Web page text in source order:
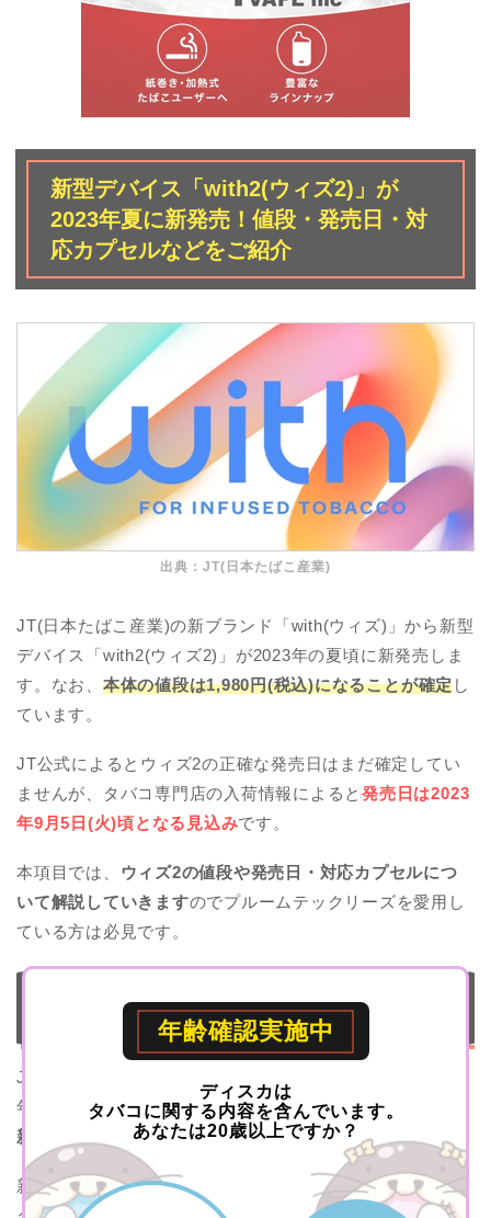
新型デバイス「with2(ウィズ2)」が
2023年夏に新発売！値段・発売日・対
応カプセルなどをご紹介
出典：JT(日本たばこ産業)
JT(日本たばこ産業)の新ブランド「with(ウィズ)」から新型
デバイス「with2(ウィズ2)」が2023年の夏頃に新発売しま
す。なお、 本体の値段は1,980円(税込)になることが確定し
ています。
JT公式によるとウィズ2の正確な発売日はまだ確定してい
ませんが、タバコ専門店の入荷情報によると発売日は2023
年9月5日(火)頃となる見込みです。
本項目では、 ウィズ2の値段や発売日・対応カプセルにつ
いて解説していきますのでプルームテックリーズを愛用し
ている方は必見です。
「with(ウィズ)」の新デバイス
JT(日本たばこ産業)が新ブランド「with(ウィズ)」を2023
年夏ごろに立ち上げるという情報と共に、加熱式タバコの
新型デバイス「ウィズ2」も併せて発表されました。
新ブランドの新デバイスということで従来のプルームテッ
年齢確認実施中
ディスカは
タバコに関する内容を含んでいます。
あなたは20歳以上ですか？